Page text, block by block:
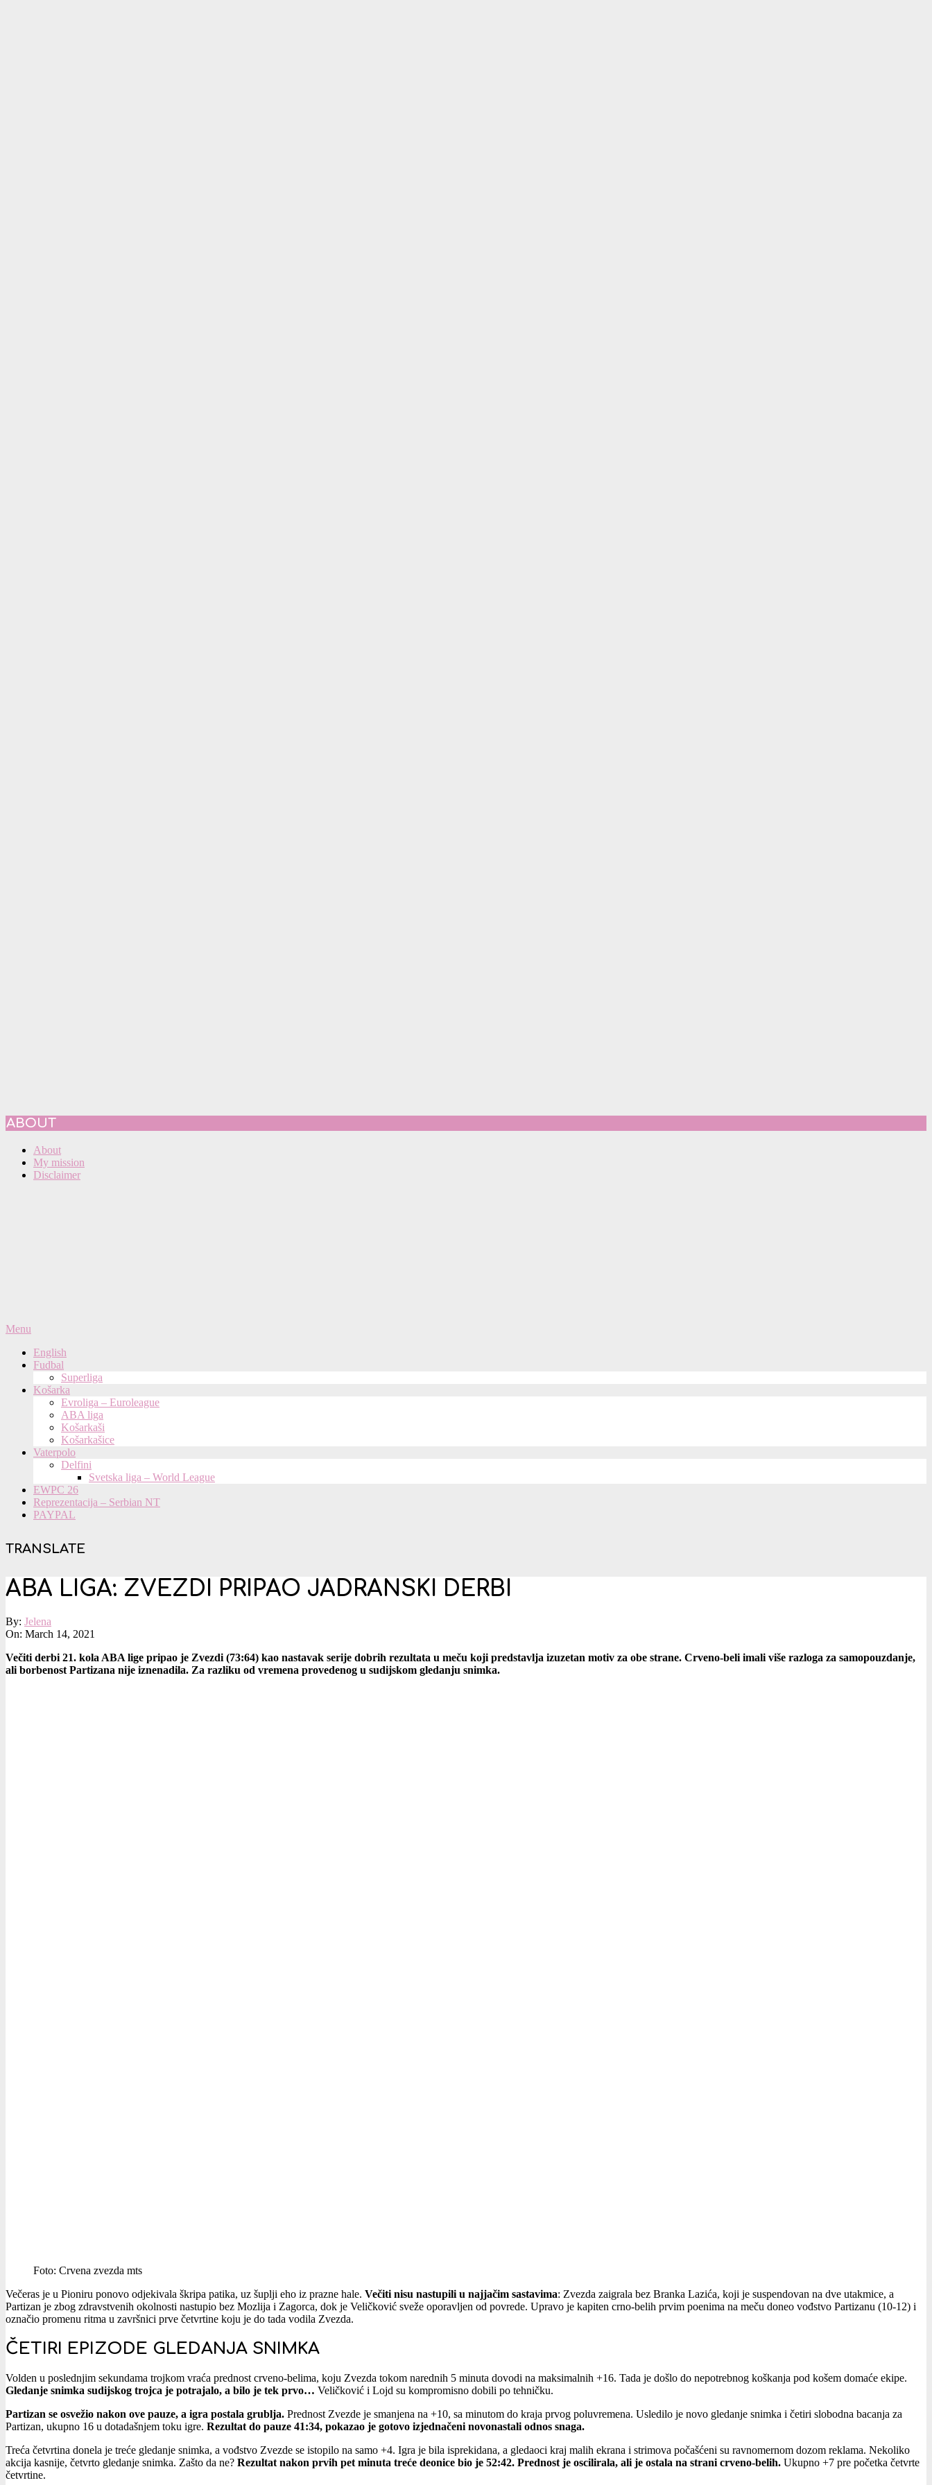
ABOUT
About
My mission
Disclaimer
Primary
Menu
Menu
English
Fudbal
Superliga
Košarka
Evroliga – Euroleague
ABA liga
Košarkaši
Košarkašice
Vaterpolo
Delfini
Svetska liga – World League
EWPC 26
Reprezentacija – Serbian NT
PAYPAL
TRANSLATE
ABA LIGA: ZVEZDI PRIPAO JADRANSKI DERBI
By: Jelena
On: March 14, 2021
Večiti derbi 21. kola ABA lige pripao je Zvezdi (73:64) kao nastavak serije dobrih rezultata u meču koji predstavlja izuzetan motiv za obe strane. Crveno-beli imali više razloga za samopouzdanje,
ali borbenost Partizana nije iznenadila. Za razliku od vremena provedenog u sudijskom gledanju snimka.
Foto: Crvena zvezda mts
Večeras je u Pioniru ponovo odjekivala škripa patika, uz šuplji eho iz prazne hale. Večiti nisu nastupili u najjačim sastavima: Zvezda zaigrala bez Branka Lazića, koji je suspendovan na dve utakmice, a
Partizan je zbog zdravstvenih okolnosti nastupio bez Mozlija i Zagorca, dok je Veličković sveže oporavljen od povrede. Upravo je kapiten crno-belih prvim poenima na meču doneo vođstvo Partizanu (10-12) i
označio promenu ritma u završnici prve četvrtine koju je do tada vodila Zvezda.
ČETIRI EPIZODE GLEDANJA SNIMKA
Volden u poslednjim sekundama trojkom vraća prednost crveno-belima, koju Zvezda tokom narednih 5 minuta dovodi na maksimalnih +16. Tada je došlo do nepotrebnog koškanja pod košem domaće ekipe.
Gledanje snimka sudijskog trojca je potrajalo, a bilo je tek prvo… Veličković i Lojd su kompromisno dobili po tehničku.
Partizan se osvežio nakon ove pauze, a igra postala grublja. Prednost Zvezde je smanjena na +10, sa minutom do kraja prvog poluvremena. Usledilo je novo gledanje snimka i četiri slobodna bacanja za
Partizan, ukupno 16 u dotadašnjem toku igre. Rezultat do pauze 41:34, pokazao je gotovo izjednačeni novonastali odnos snaga.
Treća četvrtina donela je treće gledanje snimka, a vođstvo Zvezde se istopilo na samo +4. Igra je bila isprekidana, a gledaoci kraj malih ekrana i strimova počašćeni su ravnomernom dozom reklama. Nekoliko
akcija kasnije, četvrto gledanje snimka. Zašto da ne? Rezultat nakon prvih pet minuta treće deonice bio je 52:42. Prednost je oscilirala, ali je ostala na strani crveno-belih. Ukupno +7 pre početka četvrte
četvrtine.